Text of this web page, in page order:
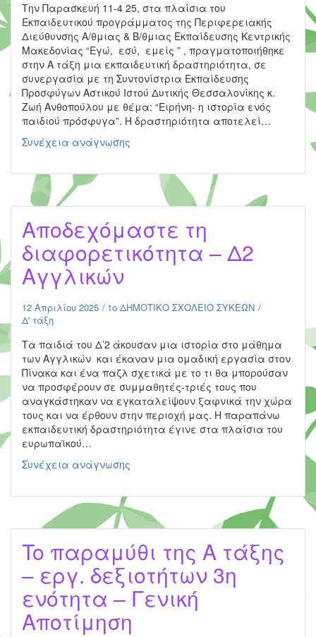
Την Παρασκευή 11-4 25, στα πλαίσια του
Εκπαιδευτικού προγράμματος της Περιφερειακής
Διεύθυνσης Α/θμιας & Β/θμιας Εκπαίδευσης Κεντρικής
Μακεδονίας “Εγώ, εσύ, εμείς ” , πραγματοποιήθηκε
στην Α τάξη μια εκπαιδευτική δραστηριότητα, σε
συνεργασία με τη Συντονίστρια Εκπαίδευσης
Προσφύγων Αστικού Ιστού Δυτικής Θεσσαλονίκης κ.
Ζωή Ανθοπούλου με θέμα: “Ειρήνη- η ιστορία ενός
παιδιού πρόσφυγα”. Η δραστηριότητα αποτελεί…
Συνέχεια ανάγνωσης
Αποδεχόμαστε τη
διαφορετικότητα – Δ2
Αγγλικών
12 Απριλίου 2025
1ο ΔΗΜΟΤΙΚΟ ΣΧΟΛΕΙΟ ΣΥΚΕΩΝ
Δ' τάξη
Τα παιδιά του Δ’2 άκουσαν μια ιστορία στο μάθημα
των Αγγλικών και έκαναν μια ομαδική εργασία στον
Πίνακα και ένα παζλ σχετικά με το τι θα μπορούσαν
να προσφέρουν σε συμμαθητές-τριές τους που
αναγκάστηκαν να εγκαταλείψουν ξαφνικά την χώρα
τους και να έρθουν στην περιοχή μας. Η παραπάνω
εκπαιδευτική δραστηριότητα έγινε στα πλαίσια του
ευρωπαϊκού…
Συνέχεια ανάγνωσης
–
Δ2
To παραμύθι της Α τάξης
– εργ. δεξιοτήτων 3η
ενότητα – Γενική
Αποτίμηση